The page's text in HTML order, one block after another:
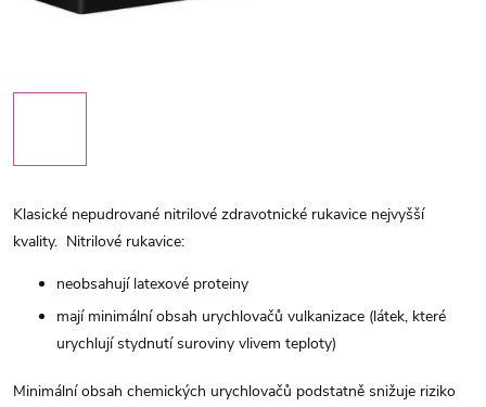
Klasické nepudrované nitrilové zdravotnické rukavice nejvyšší
kvality. Nitrilové rukavice:
neobsahují latexové proteiny
mají minimální obsah urychlovačů vulkanizace (látek, které
urychlují stydnutí suroviny vlivem teploty)
Minimální obsah chemických urychlovačů podstatně snižuje riziko